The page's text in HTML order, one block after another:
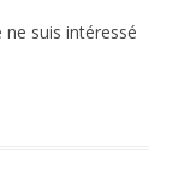
suis intéressé